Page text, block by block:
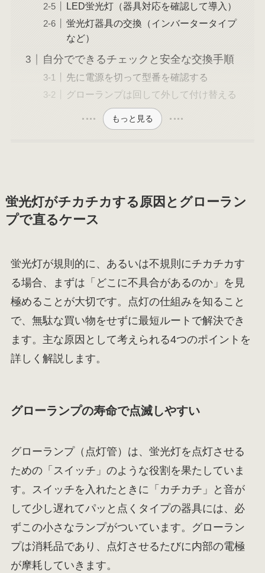
LED蛍光灯（器具対応を確認して導入）
蛍光灯器具の交換（インバータータイプ
など）
自分でできるチェックと安全な交換手順
先に電源を切って型番を確認する
グローランプは回して外して付け替える
もっと見る
蛍光灯がチカチカする原因とグローラン
プで直るケース
蛍光灯が規則的に、あるいは不規則にチカチカす
る場合、まずは「どこに不具合があるのか」を見
極めることが大切です。点灯の仕組みを知ること
で、無駄な買い物をせずに最短ルートで解決でき
ます。主な原因として考えられる4つのポイントを
詳しく解説します。
グローランプの寿命で点滅しやすい
グローランプ（点灯管）は、蛍光灯を点灯させる
ための「スイッチ」のような役割を果たしていま
す。スイッチを入れたときに「カチカチ」と音が
して少し遅れてパッと点くタイプの器具には、必
ずこの小さなランプがついています。グローラン
プは消耗品であり、点灯させるたびに内部の電極
が摩耗していきます。